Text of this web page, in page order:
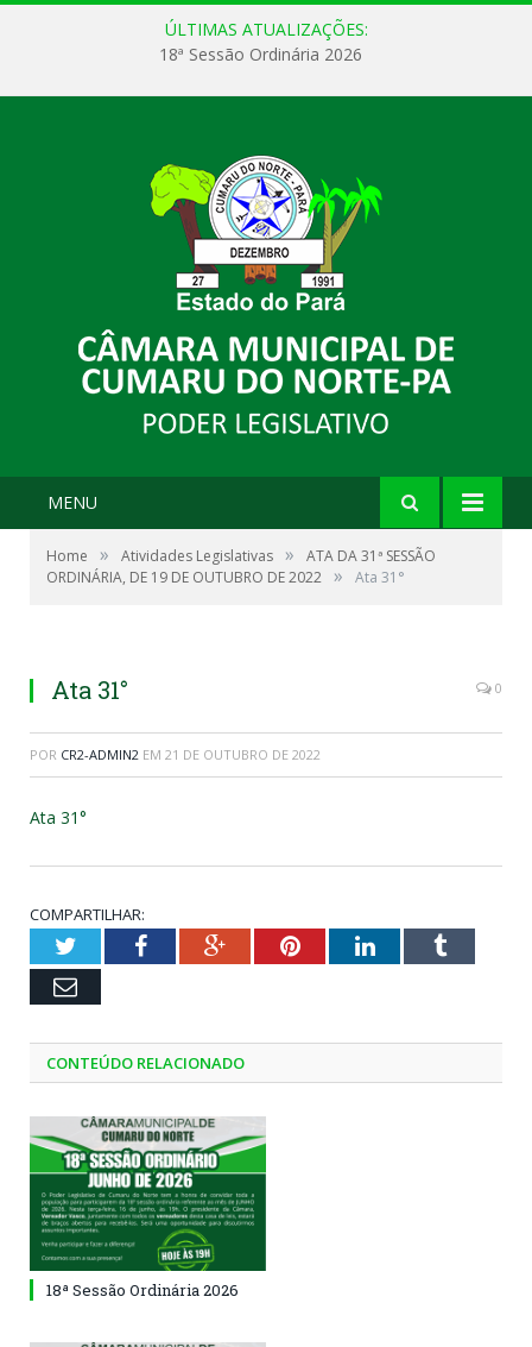
ÚLTIMAS ATUALIZAÇÕES:
18ª Sessão Ordinária 2026
MENU
Home » Atividades Legislativas »
ATA DA 31ª SESSÃO
ORDINÁRIA, DE 19 DE OUTUBRO DE 2022 » Ata 31°
Ata 31° 0
POR CR2-ADMIN2 EM 21 DE OUTUBRO DE 2022
Ata 31°
COMPARTILHAR:
TwitterFacebookGoogle+PinterestLinkedInTumblr
Email
CONTEÚDO RELACIONADO
18ª Sessão Ordinária 2026